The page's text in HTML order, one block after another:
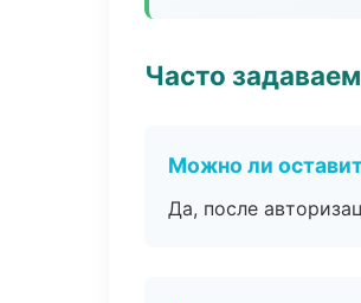
Часто
Можно ли
Да, после